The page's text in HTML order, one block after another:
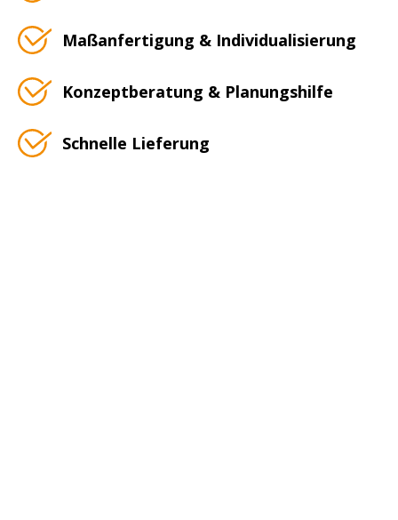
Maßanfertigung & Individualisierung
Konzeptberatung & Planungshilfe
Schnelle Lieferung